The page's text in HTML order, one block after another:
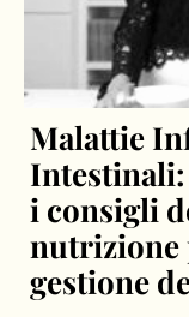
Malattie
i consigli
nutrizione
gestione